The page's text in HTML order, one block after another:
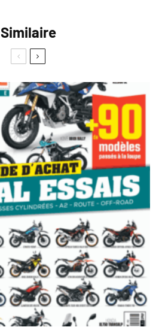
Similaire